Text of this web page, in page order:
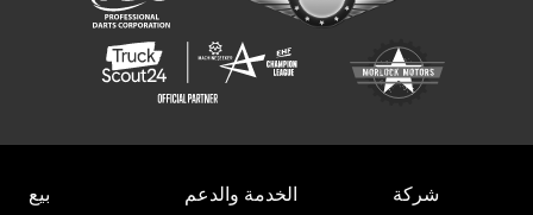
بيع الخدمة والدعم شركة